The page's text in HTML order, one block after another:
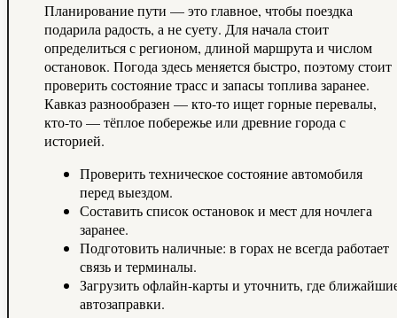
Планирование пути — это главное, чтобы поездка
подарила радость, а не суету. Для начала стоит
определиться с регионом, длиной маршрута и числом
остановок. Погода здесь меняется быстро, поэтому стоит
проверить состояние трасс и запасы топлива заранее.
Кавказ разнообразен — кто-то ищет горные перевалы,
кто-то — тёплое побережье или древние города с
историей.
Проверить техническое состояние автомобиля
перед выездом.
Составить список остановок и мест для ночлега
заранее.
Подготовить наличные: в горах не всегда работает
связь и терминалы.
Загрузить офлайн-карты и уточнить, где
автозаправки.